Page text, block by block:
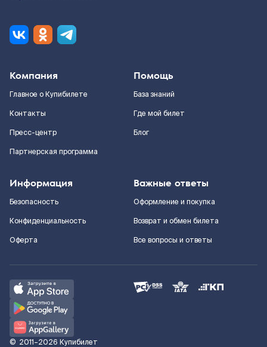
Компания
Главное о Купибилете
Контакты
Пресс-центр
Партнерская программа
Помощь
База знаний
Где мой билет
Блог
Информация
Безопасность
Конфиденциальность
Оферта
Важные ответы
Оформление и покупка
Возврат и обмен билета
Все вопросы и ответы
© 2011–2026 Купибилет